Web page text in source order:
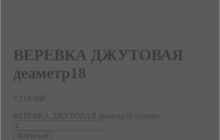
ВЕРЕВКА ДЖУТОВАЯ
деаметр18
7,118.00₽
ВЕРЕВКА ДЖУТОВАЯ деаметр18 quantity
Add to cart